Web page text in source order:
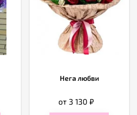
Нега любви
от 3 130₽